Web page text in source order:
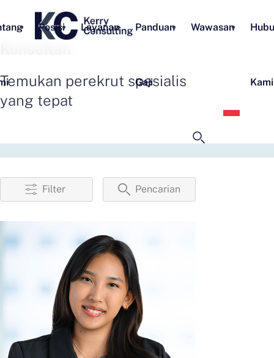
Posisi Layanan Panduan
Gaji
Wawasan
Kami
Temukan perekrut spesialis
yang tepat
Filter Pencarian